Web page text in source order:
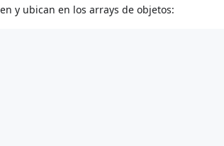
y ubican en los arrays de objetos: